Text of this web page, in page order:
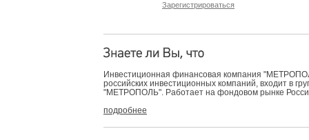
Зарегистрироваться
Инвестиционная финансовая компания
российских инвестиционных компаний, входит в
"МЕТРОПОЛЬ". Работает на фондовом рынке
подробнее